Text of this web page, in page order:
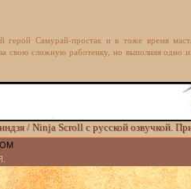
герой Самурай-простак и в тоже время
свою сложную работенку, но выполняя одно
/ Ninja Scroll с русской озвучкой.